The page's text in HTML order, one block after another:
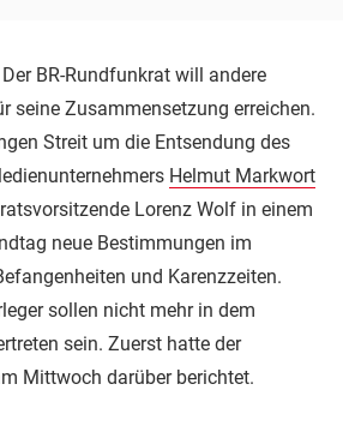
BR-Rundfunkrat will andere
seine Zusammensetzung erreichen.
Streit um die Entsendung des
Helmut Markwort
Lorenz Wolf in einem
neue Bestimmungen im
und Karenzzeiten.
sollen nicht mehr in dem
sein. Zuerst hatte der
Mittwoch darüber berichtet.